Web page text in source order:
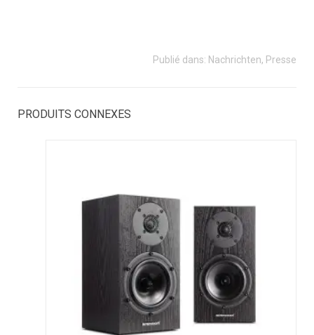
Publié dans: Nachrichten, Presse
PRODUITS CONNEXES